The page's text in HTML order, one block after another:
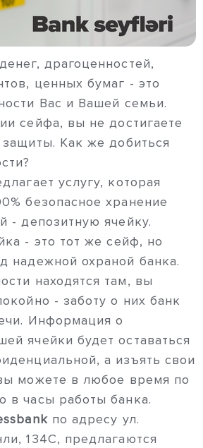
драгоценностей,
ценных бумаг - это
Вас и Вашей семьи.
сейфа, вы не достигаете
Как же добиться
услугу, которая
безопасное хранение
- депозитную ячейку.
- это тот же сейф, но
надежной охраной банка.
находятся там, вы
- заботу о них банк
Информация о
ячейки будет оставаться
а изъять свои
можете в любое время по
в часы работы банка.
по адресу ул.
134С, предлагаются